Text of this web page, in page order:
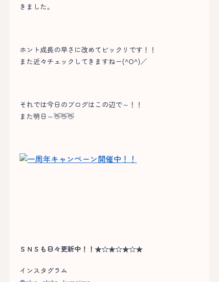
きました。
ホント成長の早さに改めてビックリです！！
また近々チェックしてきますねー(^O^)／
それでは今日のブログはこの辺で～！！
また明日～👋👋👋
ＳＮＳも日々更新中！！★☆★☆★☆★
インスタグラム